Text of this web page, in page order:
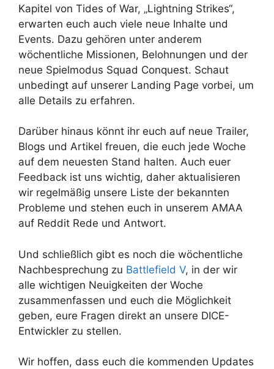
Kapitel von Tides of War, „Lightning Strikes“,
erwarten euch auch viele neue Inhalte und
Events. Dazu gehören unter anderem
wöchentliche Missionen, Belohnungen und der
neue Spielmodus Squad Conquest. Schaut
unbedingt auf unserer Landing Page vorbei, um
alle Details zu erfahren.
Darüber hinaus könnt ihr euch auf neue Trailer,
Blogs und Artikel freuen, die euch jede Woche
auf dem neuesten Stand halten. Auch euer
Feedback ist uns wichtig, daher aktualisieren
wir regelmäßig unsere Liste der bekannten
Probleme und stehen euch in unserem AMAA
auf Reddit Rede und Antwort.
Und schließlich gibt es noch die wöchentliche
Nachbesprechung zu Battlefield V, in der wir
alle wichtigen Neuigkeiten der Woche
zusammenfassen und euch die Möglichkeit
geben, eure Fragen direkt an unsere DICE-
Entwickler zu stellen.
Wir hoffen, dass euch die kommenden Updates